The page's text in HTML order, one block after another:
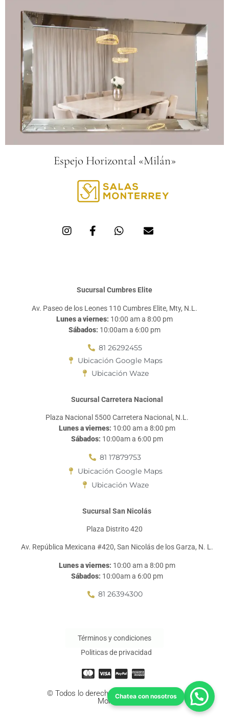
Espejo Horizontal «Milán»
Sucursal Cumbres Elite
Av. Paseo de los Leones 110 Cumbres Elite, Mty, N.L.
Lunes a viernes: 10:00 am a 8:00 pm
Sábados: 10:00am a 6:00 pm
81 26292455
Ubicación Google Maps
Ubicación Waze
Sucursal Carretera Nacional
Plaza Nacional 5500 Carretera Nacional, N.L.
Lunes a viernes: 10:00 am a 8:00 pm
Sábados: 10:00am a 6:00 pm
81 17879753
Ubicación Google Maps
Ubicación Waze
Sucursal San Nicolás
Plaza Distrito 420
Av. República Mexicana #420, San Nicolás de los Garza, N. L.
Lunes a viernes: 10:00 am a 8:00 pm
Sábados: 10:00am a 6:00 pm
81 26394300
Términos y condiciones
Politicas de privacidad
© Todos lo derechos reservados a Salas
Monterrey